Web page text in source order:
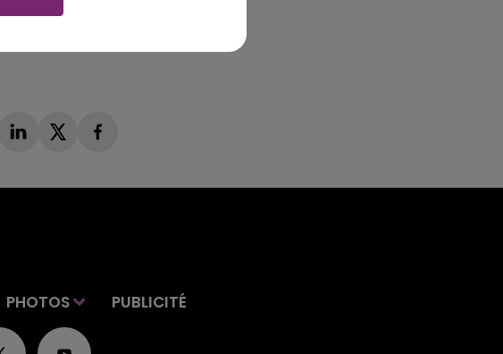
PHOTOS PUBLICITÉ